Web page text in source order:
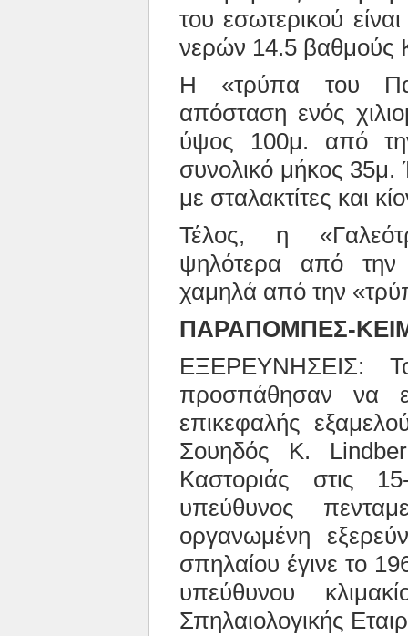
του εσωτερικού
νερών 14.5 βαθμούς
Η «τρύπα του
απόσταση ενός
ύψος 100μ. από
συνολικό μήκος 35μ.
με σταλακτίτες και
Τέλος, η
ψηλότερα από την
χαμηλά από την
ΠΑΡΑΠΟΜΠΕΣ-
ΕΞΕΡΕΥΝΗΣΕΙΣ:
προσπάθησαν να
επικεφαλής
Σουηδός K.
Καστοριάς στις
υπεύθυνος
οργανωμένη
σπηλαίου έγινε το
υπεύθυνου
Σπηλαιολογικής